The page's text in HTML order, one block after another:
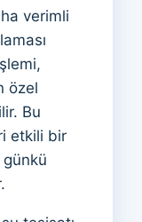
verimli
özel
Bu
etkili bir